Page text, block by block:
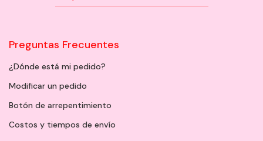
Preguntas Frecuentes
¿Dónde está mi pedido?
Modificar un pedido
Botón de arrepentimiento
Costos y tiempos de envío